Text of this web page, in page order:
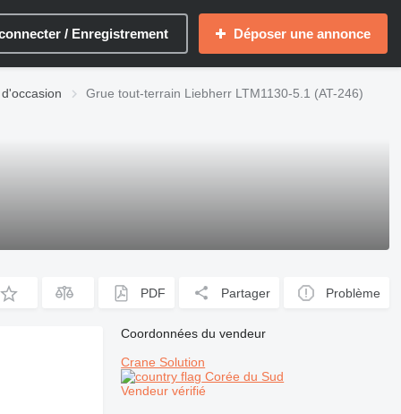
/ Enregistrement Déposer une annonce
Grue tout-terrain Liebherr LTM1130-5.1 (AT-246)
PDF Partager Problème
Coordonnées du vendeur
Crane Solution
Corée du Sud
Vendeur vérifié